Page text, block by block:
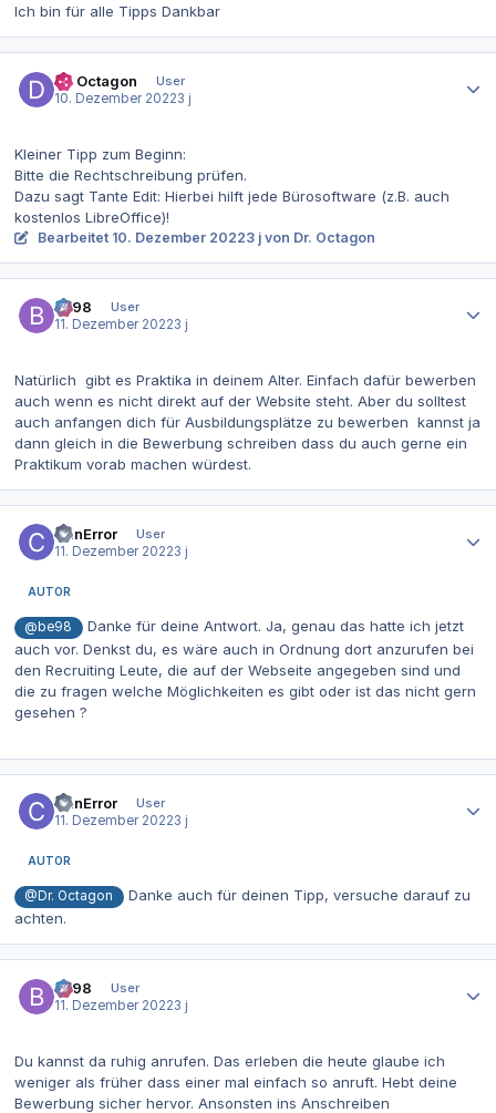
Ich bin für alle Tipps Dankbar
Dr. Octagon
User
10. Dezember 20223 j
Kleiner Tipp zum Beginn:
Bitte die Rechtschreibung prüfen.
Dazu sagt Tante Edit: Hierbei hilft jede Bürosoftware (z.B. auch
kostenlos LibreOffice)!
Bearbeitet 10. Dezember 20223 j von Dr. Octagon
be98
User
11. Dezember 20223 j
Natürlich gibt es Praktika in deinem Alter. Einfach dafür bewerben
auch wenn es nicht direkt auf der Website steht. Aber du solltest
auch anfangen dich für Ausbildungsplätze zu bewerben kannst ja
dann gleich in die Bewerbung schreiben dass du auch gerne ein
Praktikum vorab machen würdest.
CanError
User
11. Dezember 20223 j
AUTOR
@be98
Danke für deine Antwort. Ja, genau das hatte ich jetzt
auch vor. Denkst du, es wäre auch in Ordnung dort anzurufen bei
den Recruiting Leute, die auf der Webseite angegeben sind und
die zu fragen welche Möglichkeiten es gibt oder ist das nicht gern
gesehen ?
CanError
User
11. Dezember 20223 j
AUTOR
@Dr. Octagon
Danke auch für deinen Tipp, versuche darauf zu
achten.
be98
User
11. Dezember 20223 j
Du kannst da ruhig anrufen. Das erleben die heute glaube ich
weniger als früher dass einer mal einfach so anruft. Hebt deine
Bewerbung sicher hervor. Ansonsten ins Anschreiben